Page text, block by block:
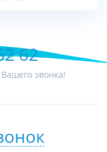
62
звонка!